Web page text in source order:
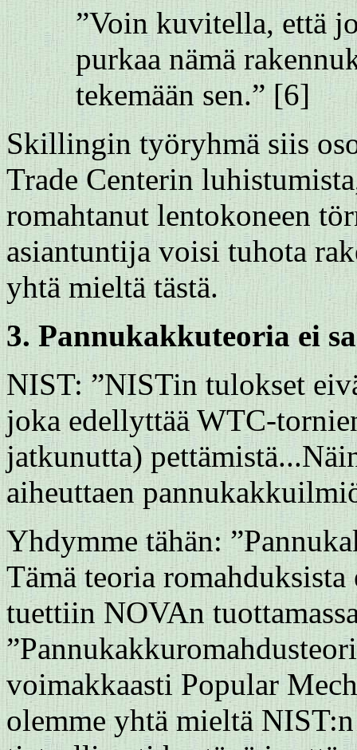
”Voin kuvitella, että
purkaa nämä
tekemään sen.” [6]
Skillingin työryhmä siis
Trade Centerin
romahtanut lentokoneen
asiantuntija voisi tuhota
yhtä mieltä tästä.
3. Pannukakkuteoria ei
NIST: ”NISTin tulokset
joka edellyttää WTC-
jatkunutta)
aiheuttaen
Yhdymme tähän:
Tämä teoria
tuettiin NOVAn
voimakkaasti Popular
olemme yhtä mieltä